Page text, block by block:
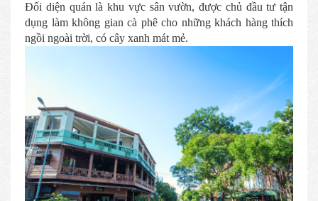
Đối diện quán là khu vực sân vườn, được chủ đầu tư tận
dụng làm không gian cà phê cho những khách hàng thích
ngồi ngoài trời, có cây xanh mát mẻ.